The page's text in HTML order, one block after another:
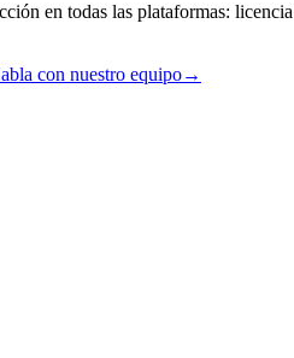
en todas las plataformas:
con nuestro equipo→